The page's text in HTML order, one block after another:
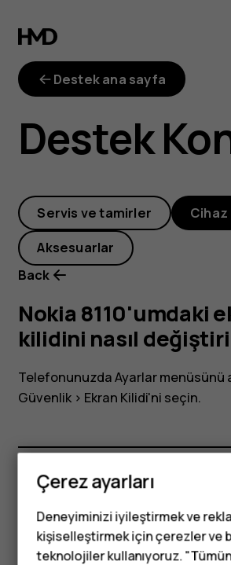
Nokia
8110'umdaki
ekran
kilidini
nasıl
Destek ana sayfa
Destek
Servis ve tamirler Cihaz
Aksesuarlar
Back
Nokia 8110'umdaki
kilidini nasıl
Telefonunuzda Ayarlar menüsünü
Güvenlik> Ekran Kilidi'ni seçin.
Bu size yardımcı oldu mu?
Evet Hayır
Çerez ayarları
Deneyiminizi iyileştirmek ve
kişiselleştirmek için çerezler ve
teknolojiler kullanıyoruz.